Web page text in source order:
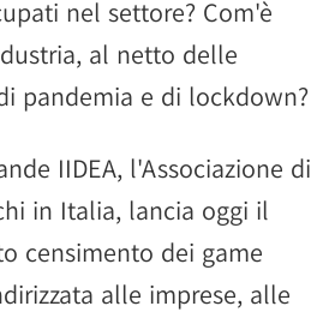
nel settore? Com'è
al netto delle
pandemia e di lockdown?
IIDEA, l'Associazione di
in Italia, lancia oggi il
censimento dei game
alle imprese, alle